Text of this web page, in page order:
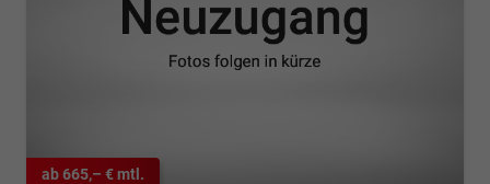
ab 665,– € mtl.